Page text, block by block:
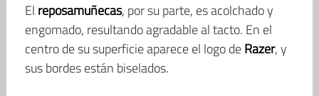
El reposamuñecas, por su parte, es acolchado y
engomado, resultando agradable al tacto. En el
centro de su superficie aparece el logo deRazer, y
sus bordes están biselados.